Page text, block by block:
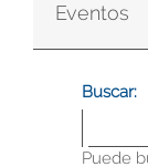
Eventos
Buscar:
Puede